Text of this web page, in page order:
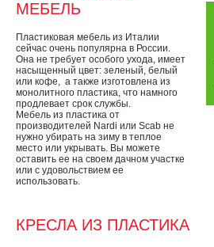
МЕБЕЛЬ
Пластиковая мебель из Италии
сейчас очень популярна в России.
Она не требует особого ухода, имеет
насыщенный цвет: зеленый, белый
или кофе, а также изготовлена из
монолитного пластика, что намного
продлевает срок службы.
Мебель из пластика от
производителей Nardi или Scab не
нужно убирать на зиму в теплое
место или укрывать. Вы можете
оставить ее на своем дачном участке
или с удовольствием ее
использовать.
КРЕСЛА ИЗ ПЛАСТИКА